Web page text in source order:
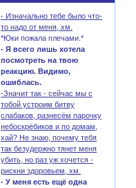
- Изначально тебе было что-
то надо от меня, хм.
*Юки пожала плечами.*
- Я всего лишь хотела
посмотреть на твою
реакцию. Видимо,
ошиблась.
-Значит так - сейчас мы с
тобой устроим битву
слабаков, разнесём парочку
небоскрёбиков и по домам,
хай? Не знаю, почему тебя
так безудержно тянет меня
убить, но раз уж хочется -
рискни здоровьем, хм.
- У меня есть ещё одна